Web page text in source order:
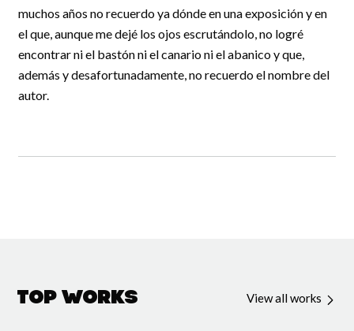
muchos años no recuerdo ya dónde en una exposición y en
el que, aunque me dejé los ojos escrutándolo, no logré
encontrar ni el bastón ni el canario ni el abanico y que,
además y desafortunadamente, no recuerdo el nombre del
autor.
Top Works View all works